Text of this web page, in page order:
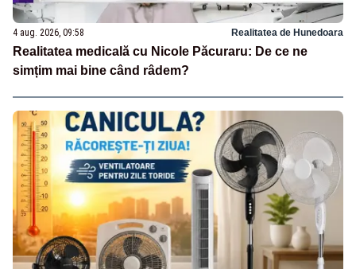
4 aug. 2026, 09:58 Realitatea de Hunedoara
Realitatea medicală cu Nicole Păcuraru: De ce ne
simțim mai bine când râdem?